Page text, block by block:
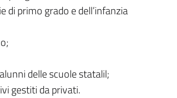
di primo grado e dell’infanzia
delle scuole statalil;
gestiti da privati.